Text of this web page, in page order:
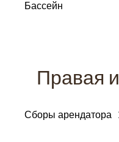
Бассейн
Правая
Сборы арендатора